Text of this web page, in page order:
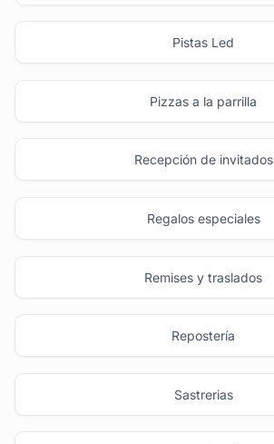
Pistas Led
Pizzas a la parrilla
Recepción de invitados
Regalos especiales
Remises y traslados
Repostería
Sastrerias